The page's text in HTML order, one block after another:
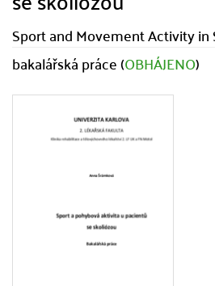
Sport and Movement Activity
bakalářská práce (OBHÁJENO)